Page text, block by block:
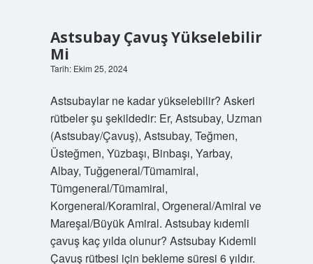
Astsubay Çavuş Yükselebilir
Mi
Tarih: Ekim 25, 2024
Astsubaylar ne kadar yükselebilir? Askeri
rütbeler şu şekildedir: Er, Astsubay, Uzman
(Astsubay/Çavuş), Astsubay, Teğmen,
Üsteğmen, Yüzbaşı, Binbaşı, Yarbay,
Albay, Tuğgeneral/Tümamiral,
Tümgeneral/Tümamiral,
Korgeneral/Koramiral, Orgeneral/Amiral ve
Mareşal/Büyük Amiral. Astsubay kıdemli
çavuş kaç yılda olunur? Astsubay Kıdemli
Çavuş rütbesi için bekleme süresi 6 yıldır.